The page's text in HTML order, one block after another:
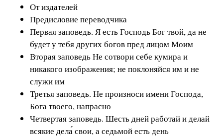
От издателей
Предисловие переводчика
Первая заповедь. Я есть Господь Бог твой, да не
будет у тебя других богов пред лицом Моим
Вторая заповедь Не сотвори себе кумира и
никакого изображения; не поклоняйся им и не
служи им
Третья заповедь. Не произноси имени Господа,
Бога твоего, напрасно
Четвертая заповедь. Шесть дней работай и делай
всякие дела́ свои, а седьмой есть день